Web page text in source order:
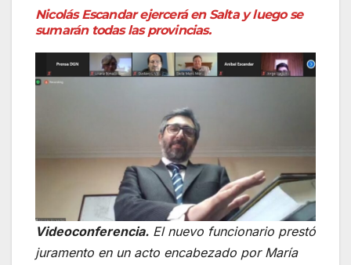
Nicolás Escandar ejercerá en Salta y luego se
sumarán todas las provincias.
Videoconferencia. El nuevo funcionario prestó
juramento en un acto encabezado por María